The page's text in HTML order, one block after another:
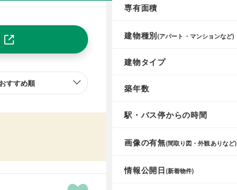
専有面積
建物種別(アパート・マンションなど)
建物タイプ
築年数
駅・バス停からの時間
画像の有無(間取り図・外観ありなど)
情報公開日(新着物件)